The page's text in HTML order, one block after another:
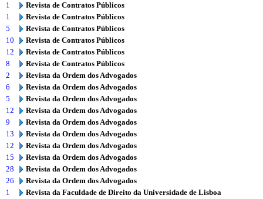
1
Revista de Contratos Públicos
1
Revista de Contratos Públicos
5
Revista de Contratos Públicos
10
Revista de Contratos Públicos
12
Revista de Contratos Públicos
8
Revista de Contratos Públicos
2
Revista da Ordem dos Advogados
6
Revista da Ordem dos Advogados
5
Revista da Ordem dos Advogados
12
Revista da Ordem dos Advogados
9
Revista da Ordem dos Advogados
13
Revista da Ordem dos Advogados
12
Revista da Ordem dos Advogados
15
Revista da Ordem dos Advogados
28
Revista da Ordem dos Advogados
26
Revista da Ordem dos Advogados
1
Revista da Faculdade de Direito da Universidade de Lisboa